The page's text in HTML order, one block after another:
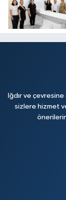
Iğdır ve
sizlere hizmet